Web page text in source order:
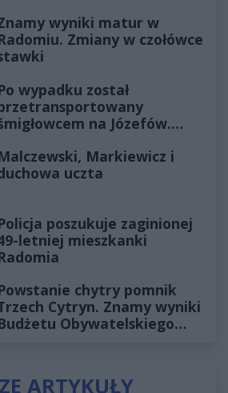
wyniki matur w
Zmiany w czołówce
wypadku został
na Józefów.
Markiewicz i
uczta
poszukuje zaginionej
letniej mieszkanki
chytry pomnik
Cytryn. Znamy wyniki
Obywatelskiego
ARTYKUŁY